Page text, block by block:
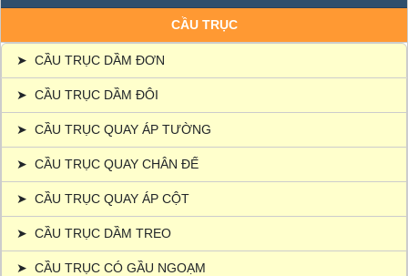
CẦU TRỤC
➤ CẦU TRỤC DẦM ĐƠN
➤ CẦU TRỤC DẦM ĐÔI
➤ CẦU TRỤC QUAY ÁP TƯỜNG
➤ CẦU TRỤC QUAY CHÂN ĐẾ
➤ CẦU TRỤC QUAY ÁP CỘT
➤ CẦU TRỤC DẦM TREO
➤ CẦU TRỤC CÓ GẦU NGOẠM